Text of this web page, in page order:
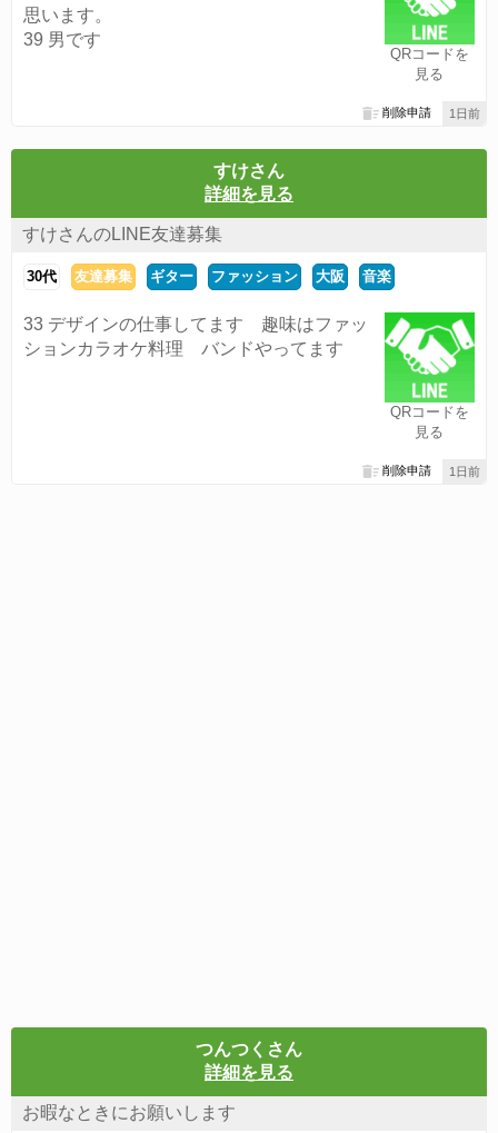
QRコードを
見る
思います。
39 男です
1日前
削除申請
すけさん
詳細を見る
すけさんのLINE友達募集
30代 友達募集 ギター ファッション 大阪 音楽
QRコードを
見る
33 デザインの仕事してます 趣味はファッ
ションカラオケ料理 バンドやってます
1日前
削除申請
つんつくさん
詳細を見る
お暇なときにお願いします